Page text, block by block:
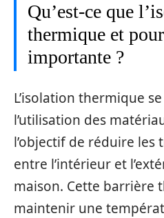
Qu’est-ce que
thermique et
importante ?
L’isolation thermique
l’utilisation des
l’objectif de réduire
entre l’intérieur et
maison. Cette barrière
maintenir une